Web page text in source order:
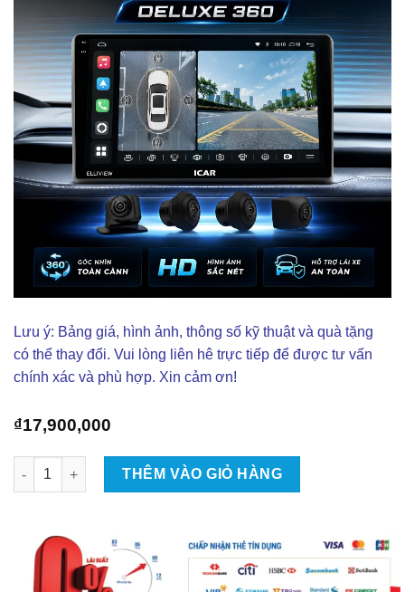
Lưu ý: Bảng giá, hình ảnh, thông số kỹ thuật và quà tặng
có thể thay đổi. Vui lòng liên hê trực tiếp để được tư vấn
chính xác và phù hợp. Xin cảm ơn!
₫17,900,000
Màn Hình Android Liền Cam 360 Elliview S5 Deluxe số lượng
THÊM VÀO GIỎ HÀNG